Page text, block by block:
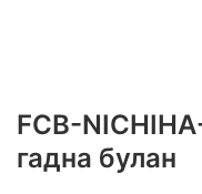
FCB-
гадна булан